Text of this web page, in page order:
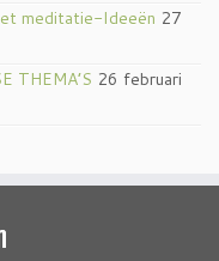
meditatie-Ideeën 27
THEMA’S 26 februari